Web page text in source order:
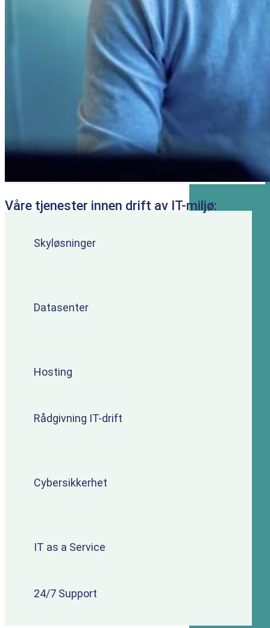
Våre tjenester innen drift av IT-miljø:
Skyløsninger
Datasenter
Hosting
Rådgivning IT-drift
Cybersikkerhet
IT as a Service
24/7 Support